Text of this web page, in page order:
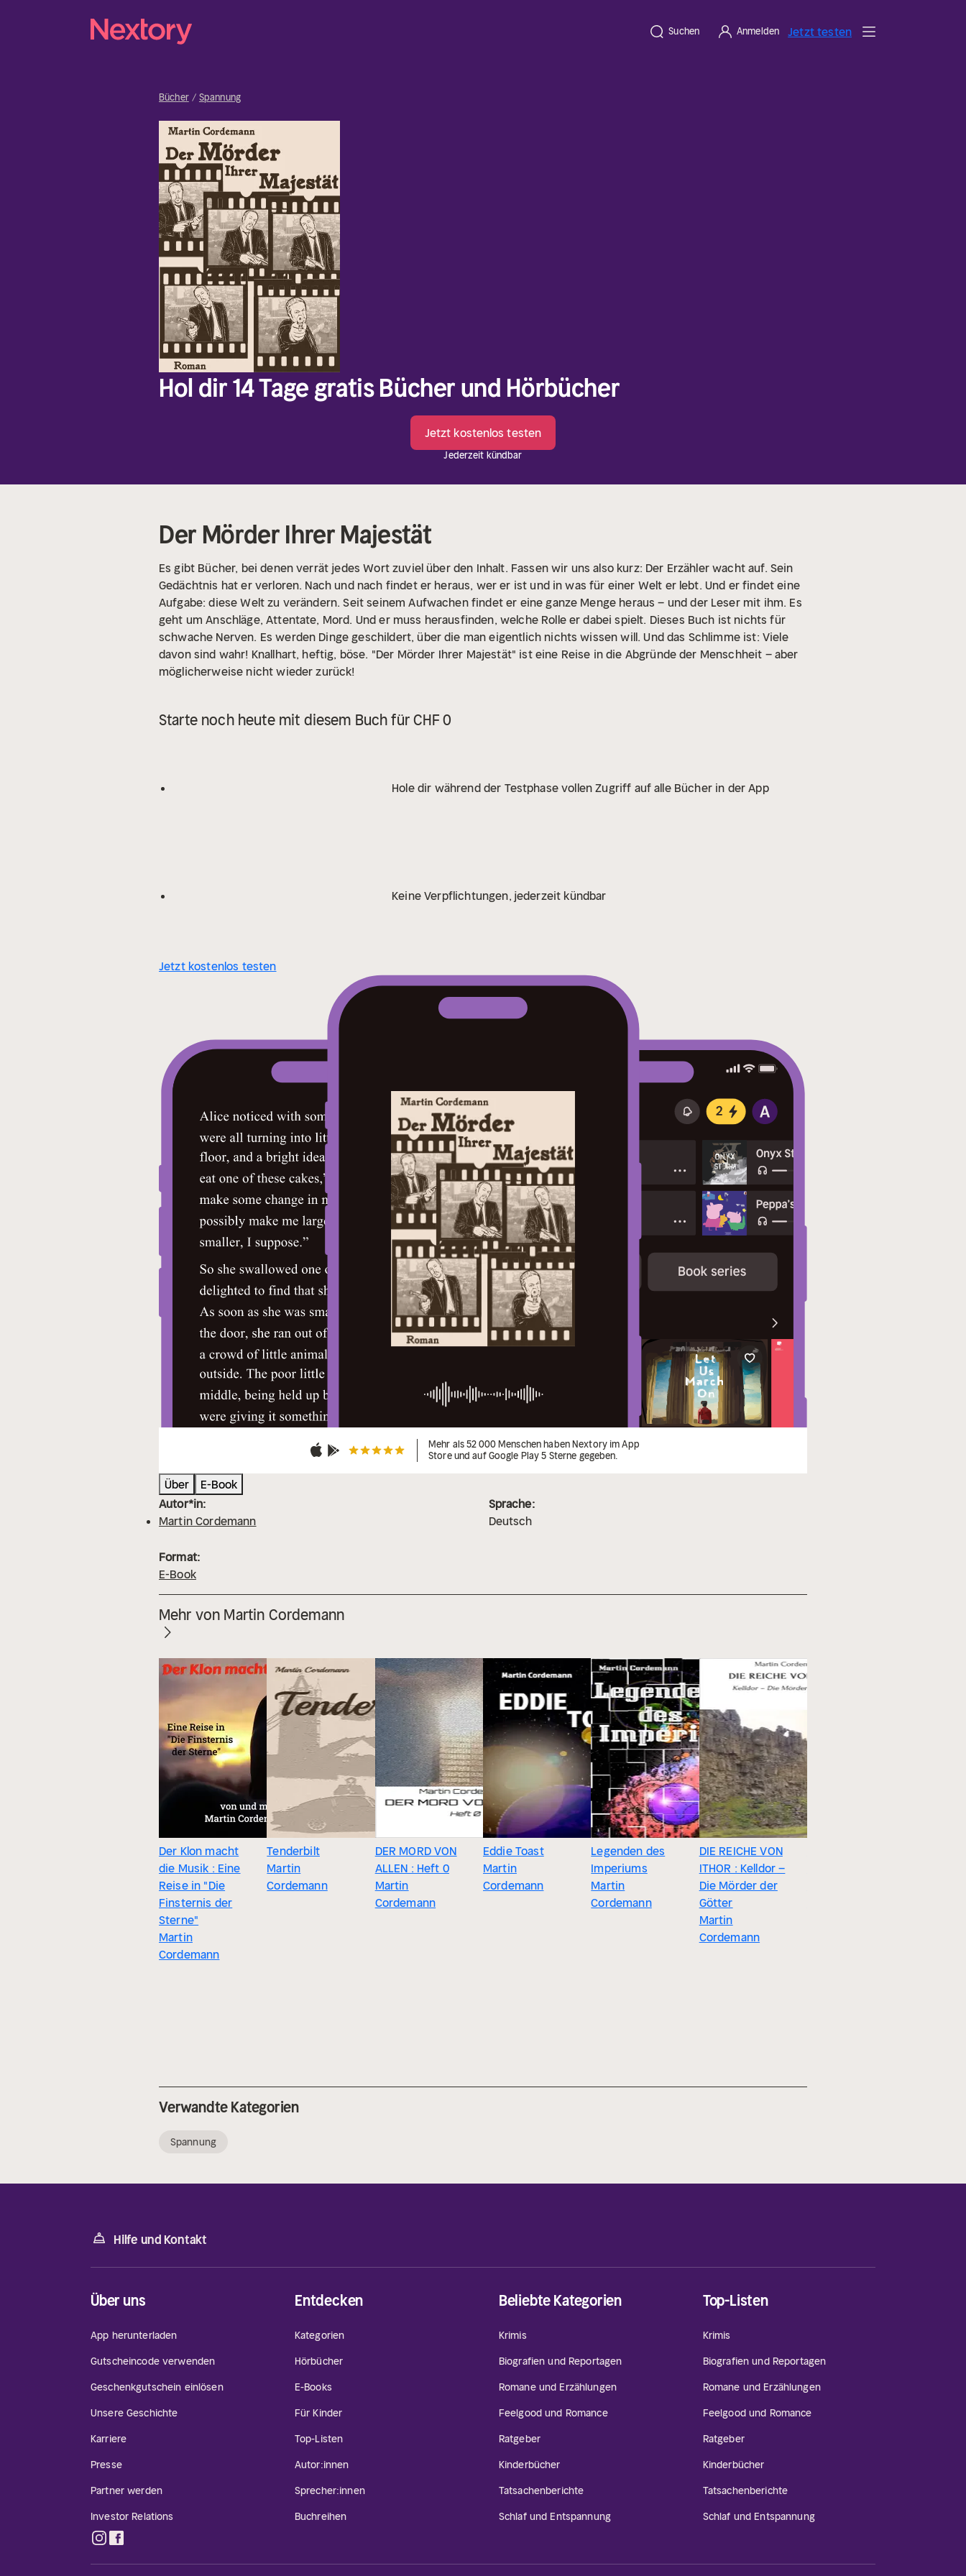
Suchen Anmelden Jetzt testen
Bücher Spannung
Hol dir 14 Tage gratis Bücher und Hörbücher
Jetzt kostenlos testen
Jederzeit kündbar
Der Mörder Ihrer Majestät
Es gibt Bücher, bei denen verrät jedes Wort zuviel über den Inhalt. Fassen wir uns also kurz: Der Erzähler wacht auf. Sein
Gedächtnis hat er verloren. Nach und nach findet er heraus, wer er ist und in was für einer Welt er lebt. Und er findet eine
Aufgabe: diese Welt zu verändern. Seit seinem Aufwachen findet er eine ganze Menge heraus – und der Leser mit ihm. Es
geht um Anschläge, Attentate, Mord. Und er muss herausfinden, welche Rolle er dabei spielt. Dieses Buch ist nichts für
schwache Nerven. Es werden Dinge geschildert, über die man eigentlich nichts wissen will. Und das Schlimme ist: Viele
davon sind wahr! Knallhart, heftig, böse. "Der Mörder Ihrer Majestät" ist eine Reise in die Abgründe der Menschheit – aber
möglicherweise nicht wieder zurück!
Starte noch heute mit diesem Buch für CHF 0
Hole dir während der Testphase vollen Zugriff auf alle Bücher in der App
Keine Verpflichtungen, jederzeit kündbar
Jetzt kostenlos testen
Mehr als 52 000 Menschen haben Nextory im App
Store und auf Google Play 5 Sterne gegeben.
Über
E-Book
Autor*in:
Martin Cordemann
Sprache:
Deutsch
Format:
E-Book
Mehr von Martin Cordemann
Der Klon macht
die Musik : Eine
Reise in "Die
Finsternis der
Sterne"
Martin
Cordemann
Tenderbilt
Martin
Cordemann
DER MORD VON
ALLEN : Heft 0
Martin
Cordemann
Eddie Toast
Martin
Cordemann
Legenden des
Imperiums
Martin
Cordemann
DIE REICHE VON
ITHOR : Kelldor –
Die Mörder der
Götter
Martin
Cordemann
Verwandte Kategorien
Spannung
Hilfe und Kontakt
Über uns
App herunterladen
Gutscheincode verwenden
Geschenkgutschein einlösen
Unsere Geschichte
Karriere
Presse
Partner werden
Investor Relations
Entdecken
Kategorien
Hörbücher
E-Books
Für Kinder
Top-Listen
Autor:innen
Sprecher:innen
Buchreihen
Beliebte Kategorien
Krimis
Biografien und Reportagen
Romane und Erzählungen
Feelgood und Romance
Ratgeber
Kinderbücher
Tatsachenberichte
Schlaf und Entspannung
Top-Listen
Krimis
Biografien und Reportagen
Romane und Erzählungen
Feelgood und Romance
Ratgeber
Kinderbücher
Tatsachenberichte
Schlaf und Entspannung